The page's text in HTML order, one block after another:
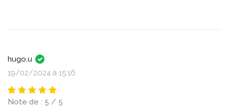
hugo.u
19/02/2024 à 15:16
Note de : 5 / 5